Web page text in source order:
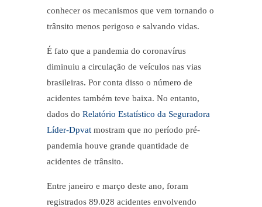
conhecer os mecanismos que vem tornando o
trânsito menos perigoso e salvando vidas.
É fato que a pandemia do coronavírus
diminuiu a circulação de veículos nas vias
brasileiras. Por conta disso o número de
acidentes também teve baixa. No entanto,
dados do Relatório Estatístico da Seguradora
Líder-Dpvat mostram que no período pré-
pandemia houve grande quantidade de
acidentes de trânsito.
Entre janeiro e março deste ano, foram
registrados 89.028 acidentes envolvendo